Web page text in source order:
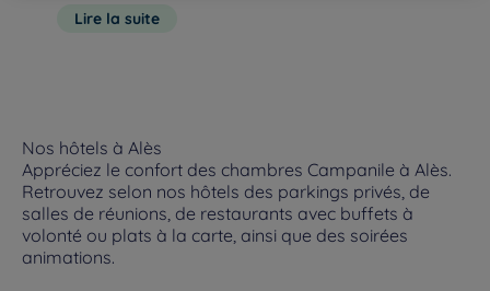
modulables ainsi que de formules personnalisables. Nos
équipes mettront tout en œuvre pour que vos réunions ou
patrimoine historique comme la cathédrale Saint-Jean-
Lire la suite
Nos hôtels à Alès
Appréciez le confort des chambres Campanile à Alès.
Retrouvez selon nos hôtels des parkings privés, de
salles de réunions, de restaurants avec buffets à
volonté ou plats à la carte, ainsi que des soirées
animations.